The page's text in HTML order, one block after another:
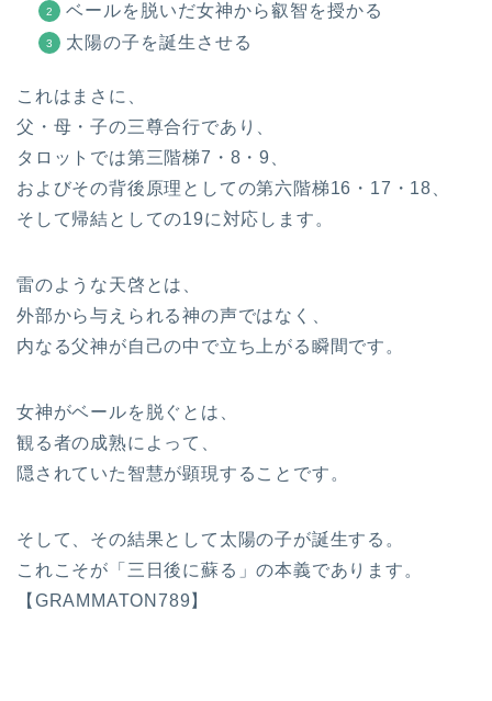
ベールを脱いだ女神から叡智を授かる
太陽の子を誕生させる
これはまさに、
父・母・子の三尊合行であり、
タロットでは第三階梯7・8・9、
およびその背後原理としての第六階梯16・17・18、
そして帰結としての19に対応します。
雷のような天啓とは、
外部から与えられる神の声ではなく、
内なる父神が自己の中で立ち上がる瞬間です。
女神がベールを脱ぐとは、
観る者の成熟によって、
隠されていた智慧が顕現することです。
そして、その結果として太陽の子が誕生する。
これこそが「三日後に蘇る」の本義であります。
【GRAMMATON789】